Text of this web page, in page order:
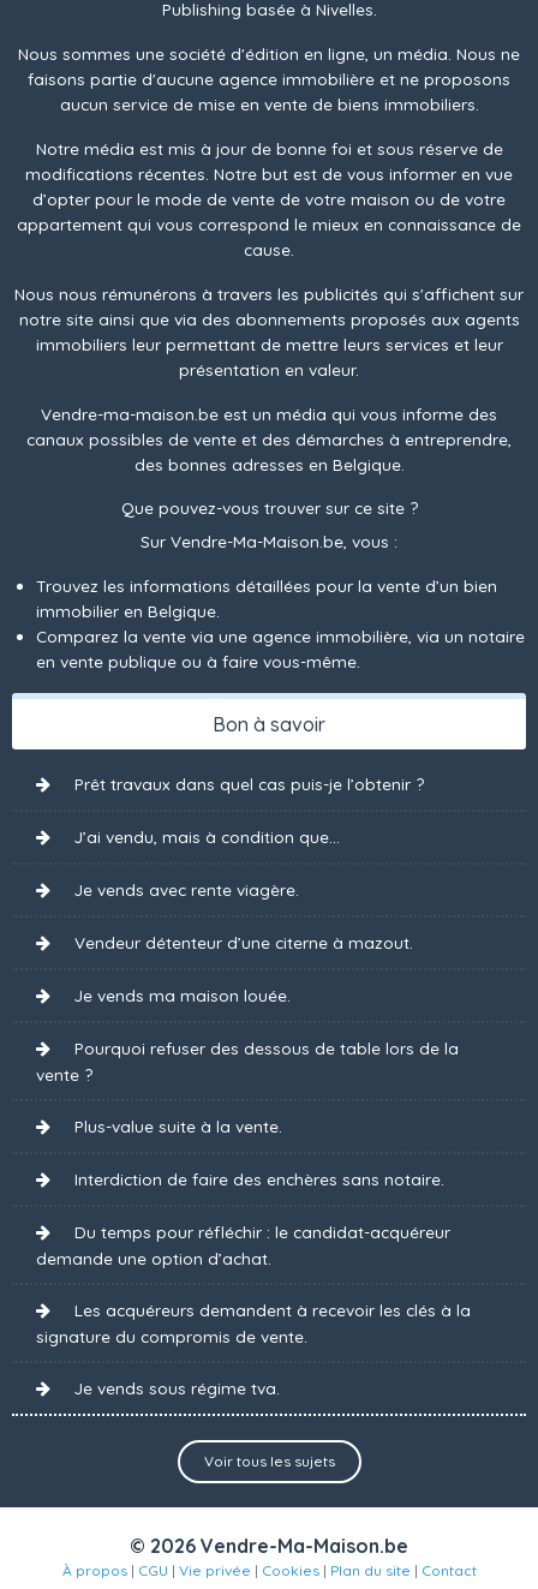
Publishing basée à Nivelles.
Nous sommes une société d'édition en ligne, un média. Nous ne
faisons partie d'aucune agence immobilière et ne proposons
aucun service de mise en vente de biens immobiliers.
Notre média est mis à jour de bonne foi et sous réserve de
modifications récentes. Notre but est de vous informer en vue
d’opter pour le mode de vente de votre maison ou de votre
appartement qui vous correspond le mieux en connaissance de
cause.
Nous nous rémunérons à travers les publicités qui s'affichent sur
notre site ainsi que via des abonnements proposés aux agents
immobiliers leur permettant de mettre leurs services et leur
présentation en valeur.
Vendre-ma-maison.be est un média qui vous informe des
canaux possibles de vente et des démarches à entreprendre,
des bonnes adresses en Belgique.
Que pouvez-vous trouver sur ce site ?
Sur Vendre-Ma-Maison.be, vous :
Trouvez les informations détaillées pour la vente d’un bien
immobilier en Belgique.
Comparez la vente via une agence immobilière, via un notaire
en vente publique ou à faire vous-même.
Bon à savoir
Prêt travaux dans quel cas puis-je l’obtenir ?
J’ai vendu, mais à condition que...
Je vends avec rente viagère.
Vendeur détenteur d’une citerne à mazout.
Je vends ma maison louée.
Pourquoi refuser des dessous de table lors de la
vente ?
Plus-value suite à la vente.
Interdiction de faire des enchères sans notaire.
Du temps pour réfléchir : le candidat-acquéreur
demande une option d’achat.
Les acquéreurs demandent à recevoir les clés à la
signature du compromis de vente.
Je vends sous régime tva.
Voir tous les sujets
© 2026 Vendre-Ma-Maison.be
À propos| CGU | Vie privée | Cookies| Plan du site | Contact